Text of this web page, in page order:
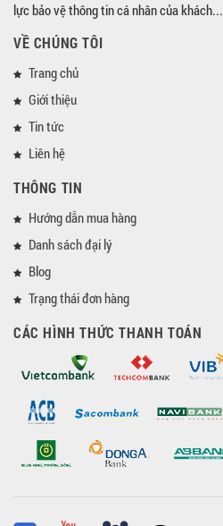
lực bảo vệ thông tin cá nhân của khách...
VỀ CHÚNG TÔI
Trang chủ
Giới thiệu
Tin tức
Liên hệ
THÔNG TIN
Hướng dẫn mua hàng
Danh sách đại lý
Blog
Trạng thái đơn hàng
CÁC HÌNH THỨC THANH TOÁN